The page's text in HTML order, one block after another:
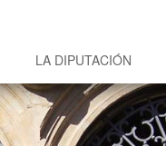
LA DIPUTACIÓN